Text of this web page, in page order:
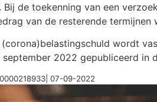
de toekenning van een
van de resterende termijnen
wordt
2022 gepubliceerd in
07-09-2022